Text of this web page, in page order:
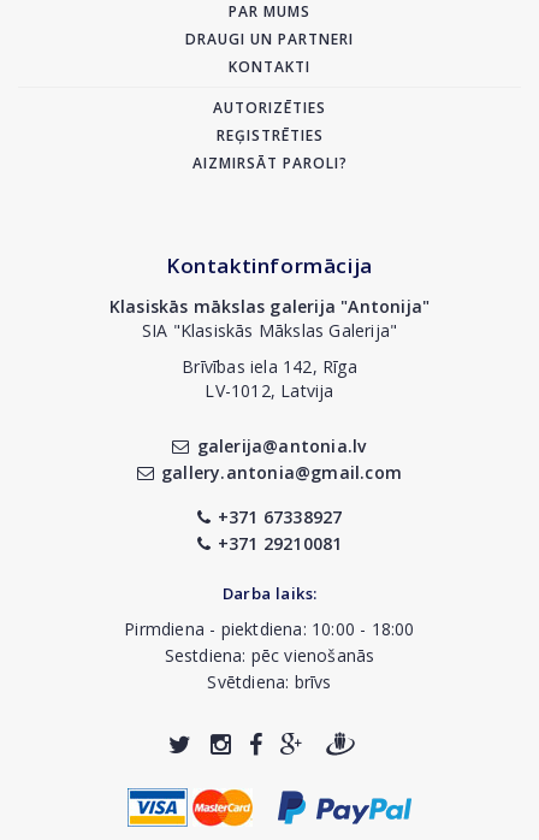
PAR MUMS
DRAUGI UN PARTNERI
KONTAKTI
AUTORIZĒTIES
REĢISTRĒTIES
AIZMIRSĀT PAROLI?
Kontaktinformācija
Klasiskās mākslas galerija "Antonija"
SIA "Klasiskās Mākslas Galerija"
Brīvības iela 142, Rīga
LV-1012, Latvija
galerija@antonia.lv
gallery.antonia@gmail.com
+371 67338927
+371 29210081
Darba laiks:
Pirmdiena - piektdiena: 10:00 - 18:00
Sestdiena: pēc vienošanās
Svētdiena: brīvs